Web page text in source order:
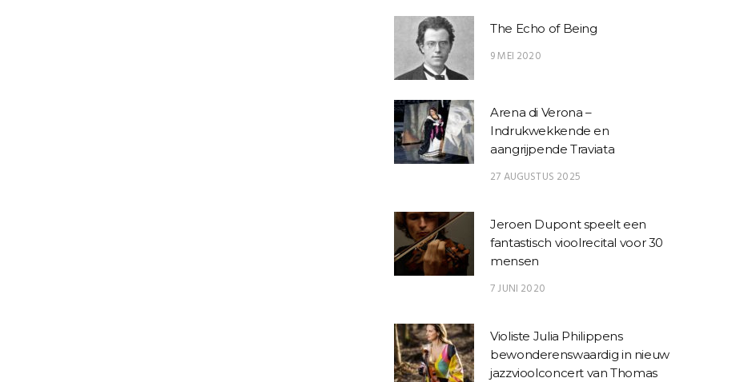
The Echo of Being
9 MEI 2020
Arena di Verona –
Indrukwekkende en
aangrijpende Traviata
27 AUGUSTUS 2025
Jeroen Dupont speelt een
fantastisch vioolrecital voor 30
mensen
7 JUNI 2020
Violiste Julia Philippens
bewonderenswaardig in nieuw
jazzvioolconcert van Thomas